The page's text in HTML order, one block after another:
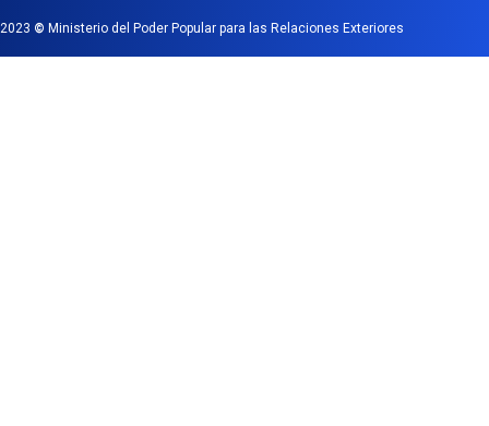
2023 © Ministerio del Poder Popular para las Relaciones Exteriores